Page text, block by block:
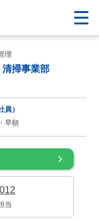
理
掃事業部
）
早朝
当